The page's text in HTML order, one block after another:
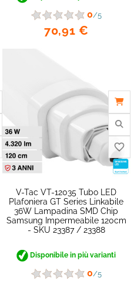
0/5
70,91 €
V-Tac VT-12035 Tubo LED
Plafoniera GT Series Linkabile
36W Lampadina SMD Chip
Samsung Impermeabile 120cm
- SKU 23387 / 23388
Disponibile in più varianti
0/5